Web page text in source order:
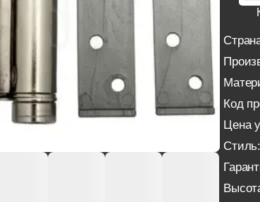
Код
Цена
Стиль: